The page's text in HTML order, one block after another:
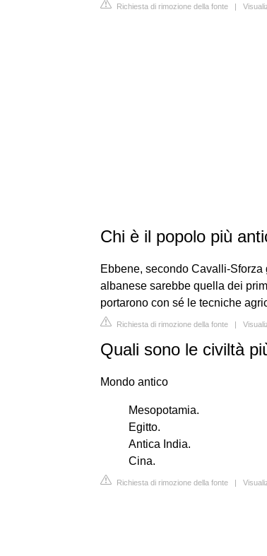
Richiesta di rimozione della fonte |
Chi è il popolo più
Ebbene, secondo Cavalli-
albanese sarebbe quella dei
portarono con sé le tecniche
Richiesta di rimozione della fonte |
Quali sono le civiltà
Mondo antico
Mesopotamia.
Egitto.
Antica India.
Cina.
Richiesta di rimozione della fonte |